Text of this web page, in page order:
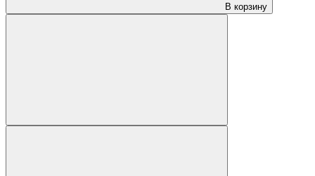
В корзину